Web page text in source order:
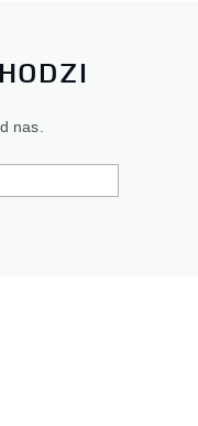
nas.